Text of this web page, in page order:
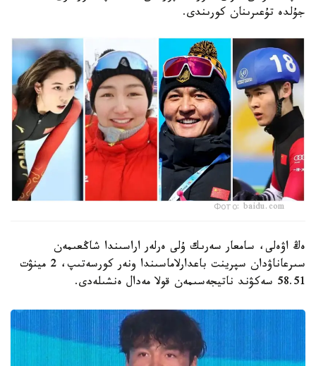
جۇلدە تۇعىرىنان كورىندى.
Фото: baidu.com
ەڭ اۋەلى، سامعار سەرىك ۇلى ەرلەر اراسىندا شاڭعىمەن
سىرعاناۋدان سپرينت باعدارلاماسىندا ونەر كورسەتىپ، 2 مينۋت
58.51 سەكۋند ناتيجەسىمەن قولا مەدال ەنشىلەدى.